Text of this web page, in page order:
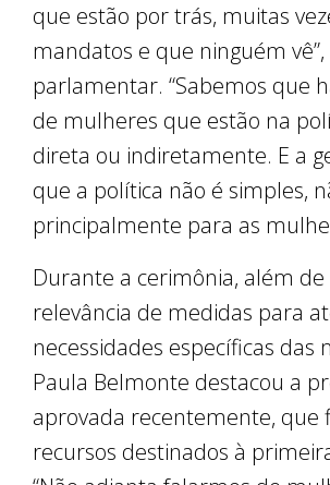
que estão por trás, muitas
mandatos e que ninguém
parlamentar. “Sabemos que
de mulheres que estão na
direta ou indiretamente. E a
que a política não é simples,
principalmente para as
Durante a cerimônia, além
relevância de medidas para
necessidades específicas das
Paula Belmonte destacou a
aprovada recentemente, que
recursos destinados à